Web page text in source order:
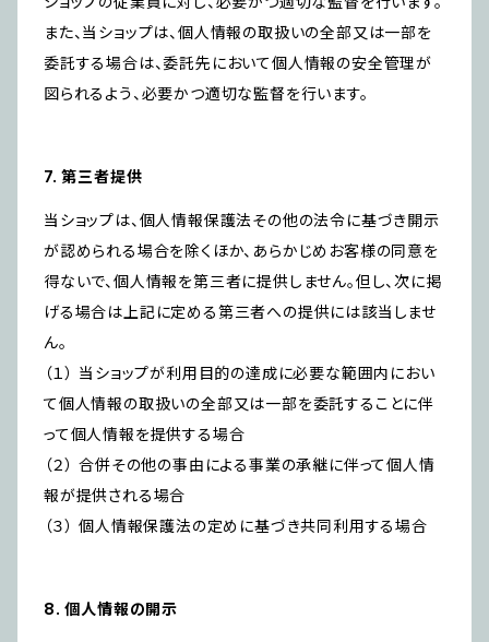
また、当ショップは、個人情報の取扱いの全部又は一部を
委託する場合は、委託先において個人情報の安全管理が
図られるよう、必要かつ適切な監督を行います。
7. 第三者提供
当ショップは、個人情報保護法その他の法令に基づき開示
が認められる場合を除くほか、あらかじめお客様の同意を
得ないで、個人情報を第三者に提供しません。但し、次に掲
げる場合は上記に定める第三者への提供には該当しませ
ん。
（１） 当ショップが利用目的の達成に必要な範囲内におい
て個人情報の取扱いの全部又は一部を委託することに伴
って個人情報を提供する場合
（２） 合併その他の事由による事業の承継に伴って個人情
報が提供される場合
（３） 個人情報保護法の定めに基づき共同利用する場合
8. 個人情報の開示